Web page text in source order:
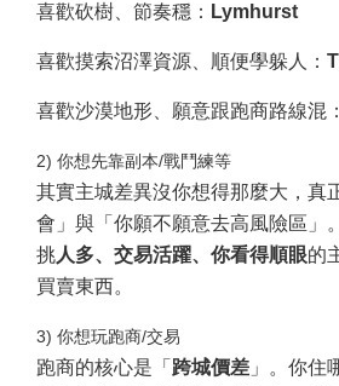
喜歡砍樹、節奏穩： Lymhurst
喜歡摸索沼澤資源、順便學躲人：
喜歡沙漠地形、願意跟跑商路線混：
2) 你想先靠副本/戰鬥練等
其實主城差異沒你想得那麼大，真
會」與「你願不願意去高風險區」
挑人多、交易活躍、你看得順眼的
買賣東西。
3) 你想玩跑商/交易
跑商的核心是「 跨城價差 」。你住